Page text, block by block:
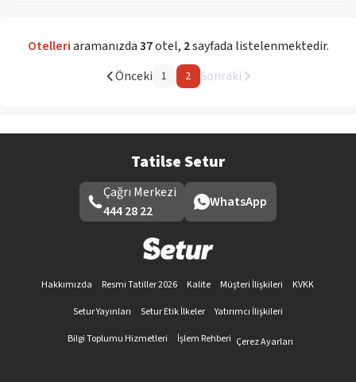
Otelleriaramanızda37otel, 2sayfada listelenmektedir.
Önceki 1 2 Sonraki
Tatilse Setur
Çağrı Merkezi
444 28 22
WhatsApp
Hakkımızda Resmi Tatiller 2026 Kalite Müşteri İlişkileri
KVKK
Setur Yayınları
Setur Etik İlkeler
Yatırımcı İlişkileri
Bilgi Toplumu Hizmetleri
İşlem Rehberi Çerez Ayarları